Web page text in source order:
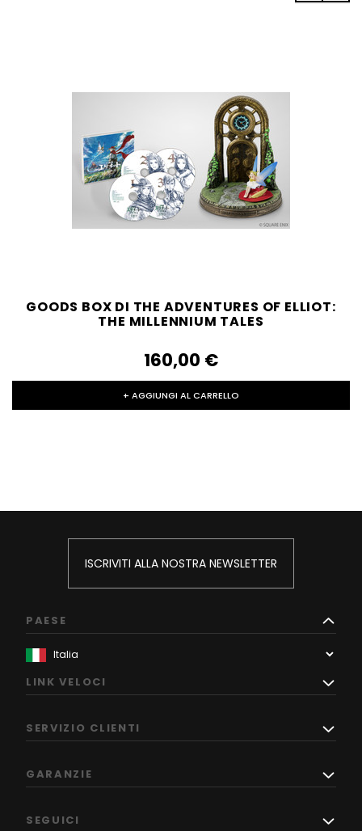
GOODS BOX DI THE ADVENTURES OF ELLIOT:
THE MILLENNIUM TALES
160,00‎ ‎€
+ AGGIUNGI AL CARRELLO
ISCRIVITI ALLA NOSTRA NEWSLETTER
PAESE
LINK VELOCI
SERVIZIO CLIENTI
GARANZIE
SEGUICI